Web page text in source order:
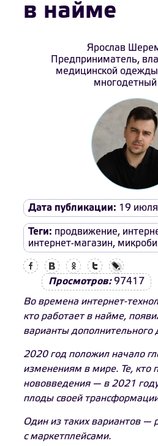
в найме
Ярослав
Предприниматель,
медицинской одежды
многодетный
Дата публикации: 19 июля
Теги: продвижение,
интернет-магазин,
Просмотров:97417
Во времена интернет-
кто работает в найме,
варианты дополнительного
2020 год положил начало
изменениям в мире. Те, кто
нововведения — в 2021
плоды своей
Один из таких вариантов —
с маркетплейсами.